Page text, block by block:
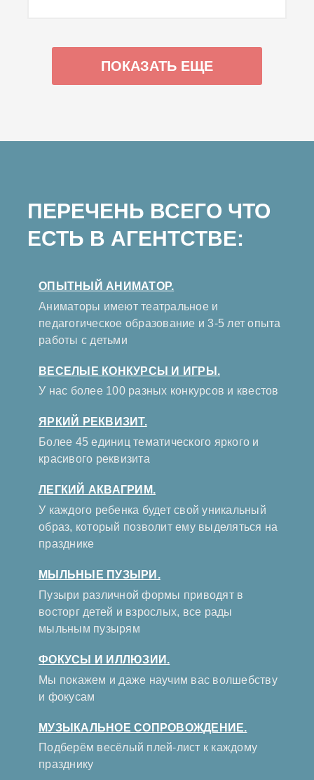
ПОКАЗАТЬ ЕЩЕ
ПЕРЕЧЕНЬ ВСЕГО ЧТО
ЕСТЬ В АГЕНТСТВЕ:
ОПЫТНЫЙ АНИМАТОР.
Аниматоры имеют театральное и
педагогическое образование и 3-5 лет опыта
работы с детьми
ВЕСЕЛЫЕ КОНКУРСЫ И ИГРЫ.
У нас более 100 разных конкурсов и квестов
ЯРКИЙ РЕКВИЗИТ.
Более 45 единиц тематического яркого и
красивого реквизита
ЛЕГКИЙ АКВАГРИМ.
У каждого ребенка будет свой уникальный
образ, который позволит ему выделяться на
празднике
МЫЛЬНЫЕ ПУЗЫРИ.
Пузыри различной формы приводят в
восторг детей и взрослых, все рады
мыльным пузырям
ФОКУСЫ И ИЛЛЮЗИИ.
Мы покажем и даже научим вас волшебству
и фокусам
МУЗЫКАЛЬНОЕ СОПРОВОЖДЕНИЕ.
Подберём весёлый плей-лист к каждому
празднику